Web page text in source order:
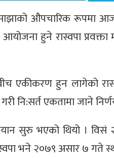
साझाको औपचारिक रूपमा
हुने रास्वपा
एकीकरण हुन लागेको
नि:सर्त एकतामा जाने
सुरु भएको थियो ।
भने २०७९ असार ७ गते